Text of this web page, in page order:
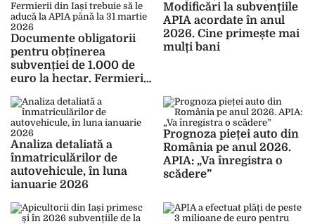
Documente obligatorii
pentru obținerea
subvenției de 1.000 de
euro la hectar. Fermierii
aducă la APIA până la 31
martie 2026
Modificări la subvențiile
APIA acordate în anul
2026. Cine primește mai
mulți bani
Analiza detaliată a
înmatriculărilor de
autovehicule, în luna
ianuarie 2026
Prognoza pieței auto din
România pe anul 2026.
APIA: „Va înregistra o
scădere”